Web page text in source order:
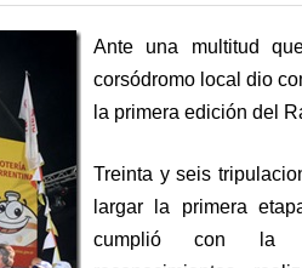
Ante una multitud
corsódromo local dio
la primera edición del
Treinta y seis
largar la primera
cumplió con la